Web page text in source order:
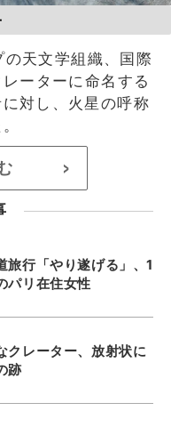
の天文学組織、国際
ーターに命名する
対し、火星の呼称
>
旅行「やり遂げる」、1
パリ在住女性
クレーター、放射状に
跡